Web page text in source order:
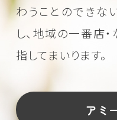
わうことのできな
し、地域の一番店
指してまいります。
アミ